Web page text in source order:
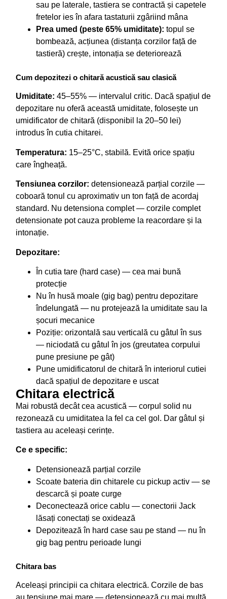
sau pe laterale, tastiera se contractă și capetele
fretelor ies în afara tastaturii zgâriind mâna
Prea umed (peste 65% umiditate): topul se
bombează, acțiunea (distanța corzilor față de
tastieră) crește, intonația se deteriorează
Cum depozitezi o chitară acustică sau clasică
Umiditate: 45–55% — intervalul critic. Dacă spațiul de
depozitare nu oferă această umiditate, folosește un
umidificator de chitară (disponibil la 20–50 lei)
introdus în cutia chitarei.
Temperatura: 15–25°C, stabilă. Evită orice spațiu
care îngheață.
Tensiunea corzilor: detensionează parțial corzile —
coboară tonul cu aproximativ un ton față de acordaj
standard. Nu detensiona complet — corzile complet
detensionate pot cauza probleme la reacordare și la
intonație.
Depozitare:
În cutia tare (hard case) — cea mai bună
protecție
Nu în husă moale (gig bag) pentru depozitare
îndelungată — nu protejează la umiditate sau la
șocuri mecanice
Poziție: orizontală sau verticală cu gâtul în sus
— niciodată cu gâtul în jos (greutatea corpului
pune presiune pe gât)
Pune umidificatorul de chitară în interiorul cutiei
dacă spațiul de depozitare e uscat
Chitara electrică
Mai robustă decât cea acustică — corpul solid nu
rezonează cu umiditatea la fel ca cel gol. Dar gâtul și
tastiera au aceleași cerințe.
Ce e specific:
Detensionează parțial corzile
Scoate bateria din chitarele cu pickup activ — se
descarcă și poate curge
Deconectează orice cablu — conectorii Jack
lăsați conectați se oxidează
Depozitează în hard case sau pe stand — nu în
gig bag pentru perioade lungi
Chitara bas
Aceleași principii ca chitara electrică. Corzile de bas
au tensiune mai mare — detensionează cu mai multă